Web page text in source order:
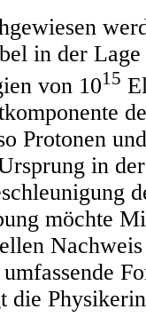
in der
von 1015
Protonen
in
möchte
die